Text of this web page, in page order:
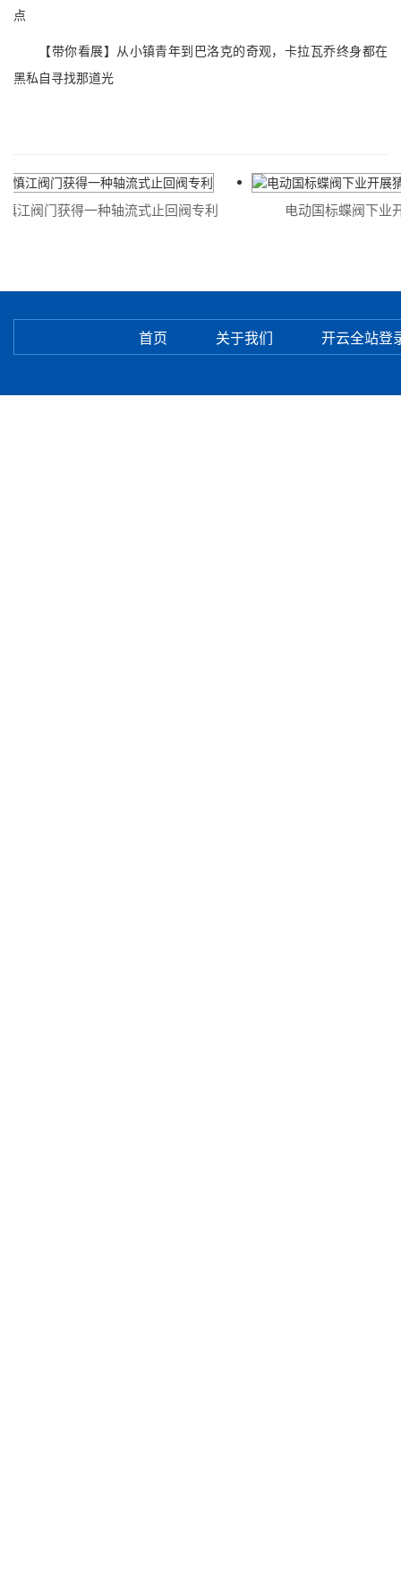
点
【带你看展】从小镇青年到巴洛克的奇观，卡拉瓦乔终身都在
黑私自寻找那道光
江阀门获得一种轴流式止回阀专利 电动国标蝶阀下业开
首页 关于我们 开云全站登